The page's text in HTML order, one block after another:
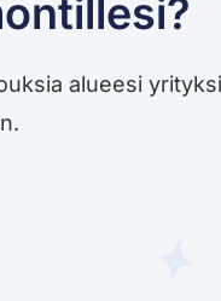
alueesi